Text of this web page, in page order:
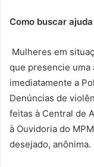
Como buscar ajuda
Mulheres em
que presencie uma
imediatamente a
Denúncias de
feitas à Central de
à Ouvidoria do
desejado, anônima.